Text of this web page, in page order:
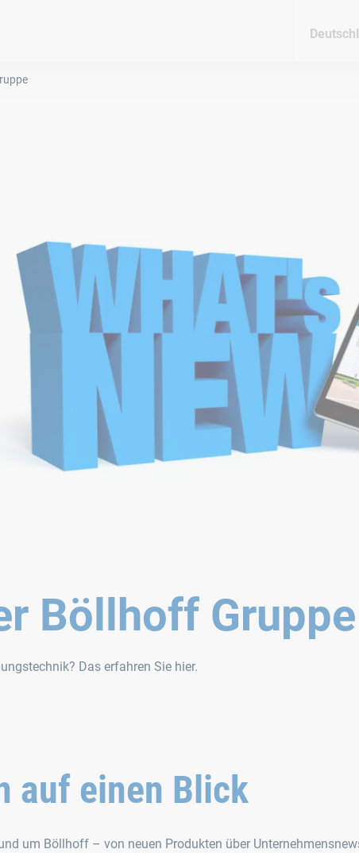
Böllhoff Gruppe
Das erfahren Sie hier.
auf einen Blick
um Böllhoff – von neuen Produkten über